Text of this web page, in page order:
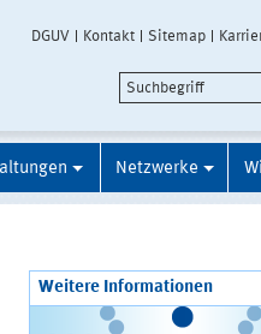
DGUV Kontakt Sitemap
Netzwerke
Weitere Informationen